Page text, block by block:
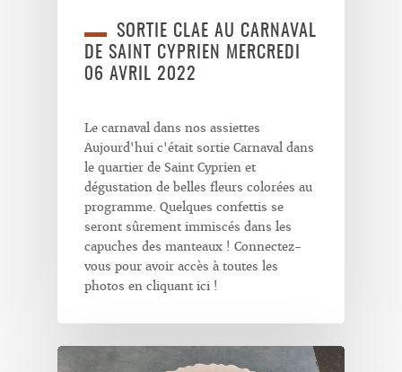
SORTIE CLAE AU CARNAVAL
DE SAINT CYPRIEN MERCREDI
06 AVRIL 2022
Le carnaval dans nos assiettes
Aujourd'hui c'était sortie Carnaval dans
le quartier de Saint Cyprien et
dégustation de belles fleurs colorées au
programme. Quelques confettis se
seront sûrement immiscés dans les
capuches des manteaux ! Connectez-
vous pour avoir accès à toutes les
photos en cliquant ici !